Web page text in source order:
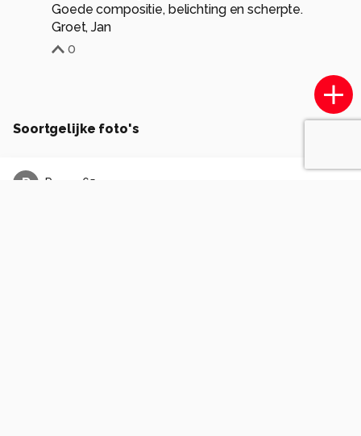
Goede compositie, belichting en scherpte.
Groet, Jan
0
Soortgelijke foto's
R Roger-65